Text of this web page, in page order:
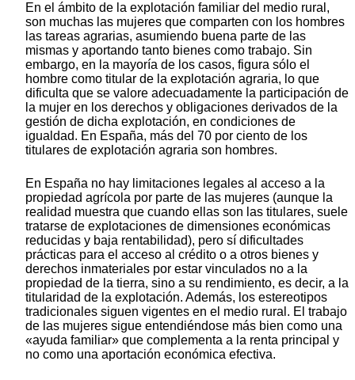
En el ámbito de la explotación familiar del medio rural,
son muchas las mujeres que comparten con los hombres
las tareas agrarias, asumiendo buena parte de las
mismas y aportando tanto bienes como trabajo. Sin
embargo, en la mayoría de los casos, figura sólo el
hombre como titular de la explotación agraria, lo que
dificulta que se valore adecuadamente la participación de
la mujer en los derechos y obligaciones derivados de la
gestión de dicha explotación, en condiciones de
igualdad. En España, más del 70 por ciento de los
titulares de explotación agraria son hombres.
En España no hay limitaciones legales al acceso a la
propiedad agrícola por parte de las mujeres (aunque la
realidad muestra que cuando ellas son las titulares, suele
tratarse de explotaciones de dimensiones económicas
reducidas y baja rentabilidad), pero sí dificultades
prácticas para el acceso al crédito o a otros bienes y
derechos inmateriales por estar vinculados no a la
propiedad de la tierra, sino a su rendimiento, es decir, a la
titularidad de la explotación. Además, los estereotipos
tradicionales siguen vigentes en el medio rural. El trabajo
de las mujeres sigue entendiéndose más bien como una
«ayuda familiar» que complementa a la renta principal y
no como una aportación económica efectiva.